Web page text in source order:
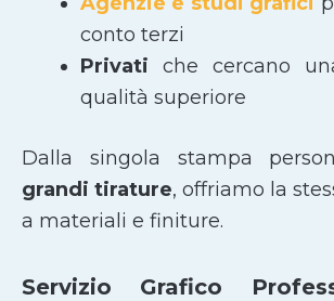
conto terzi
Privati che cercano
qualità superiore
Dalla singola stampa
grandi tirature, offriamo la
a materiali e finiture.
Servizio Grafico